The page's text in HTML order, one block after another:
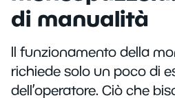
di manualità
Il funzionamento della
richiede solo un poco di
dell’operatore. Ciò che